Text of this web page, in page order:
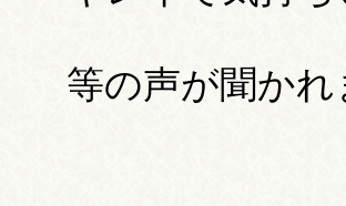
等の声が聞か